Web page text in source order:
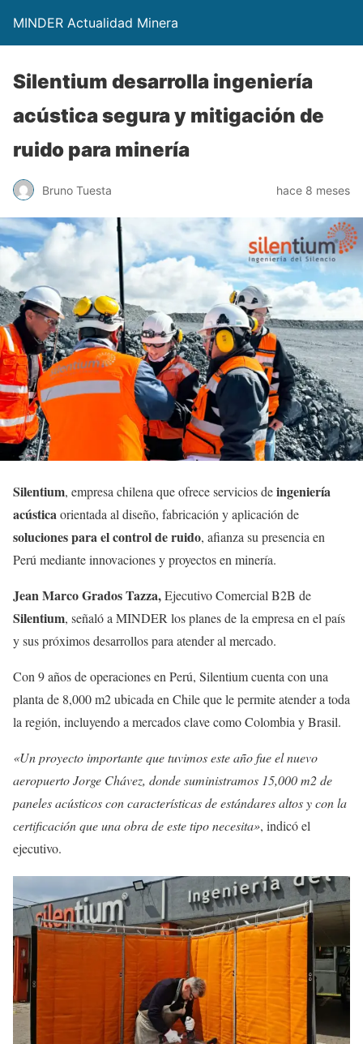
MINDER Actualidad Minera
Silentium desarrolla ingeniería
acústica segura y mitigación de
ruido para minería
Bruno Tuesta hace 8 meses
Silentium, empresa chilena que ofrece servicios deingeniería
acústicaorientada al diseño, fabricación y aplicación de
soluciones para el controlde ruido, afianza su presencia en
Perú mediante innovaciones y proyectos en minería.
Jean Marco Grados Tazza,Ejecutivo Comercial B2B de
Silentium, señaló a MINDER los planes de la empresa en el país
y sus próximos desarrollos para atender al mercado.
Con 9 años de operaciones en Perú, Silentium cuenta con una
planta de 8,000 m2 ubicada en Chile que le permite atender a toda
la región, incluyendo a mercados clave como Colombia y Brasil.
«Un proyecto importante que tuvimos este año fue el nuevo
aeropuerto Jorge Chávez, donde suministramos 15,000 m2 de
paneles acústicos con características de estándares altos y con la
certificación que una obra de este tipo necesita», indicó el
ejecutivo.